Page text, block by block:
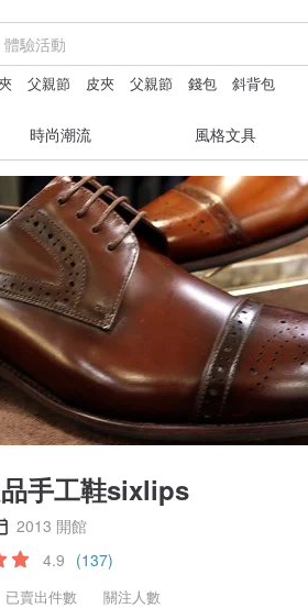
父親節 皮夾 父親節 錢包 斜背包
時尚潮流 風格文具
手工鞋sixlips
2013 開館
4.9 (137)
已賣出件數 關注人數